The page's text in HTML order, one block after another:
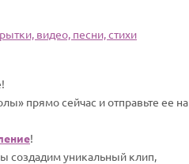
видео, песни, стихи
прямо сейчас и отправьте ее на
!
создадим уникальный клип,